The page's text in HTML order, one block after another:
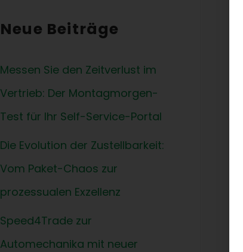
Neue Beiträge
Messen Sie den Zeitverlust im
Vertrieb: Der Montagmorgen-
Test für Ihr Self-Service-Portal
Die Evolution der Zustellbarkeit:
Vom Paket-Chaos zur
prozessualen Exzellenz
Speed4Trade zur
Automechanika mit neuer